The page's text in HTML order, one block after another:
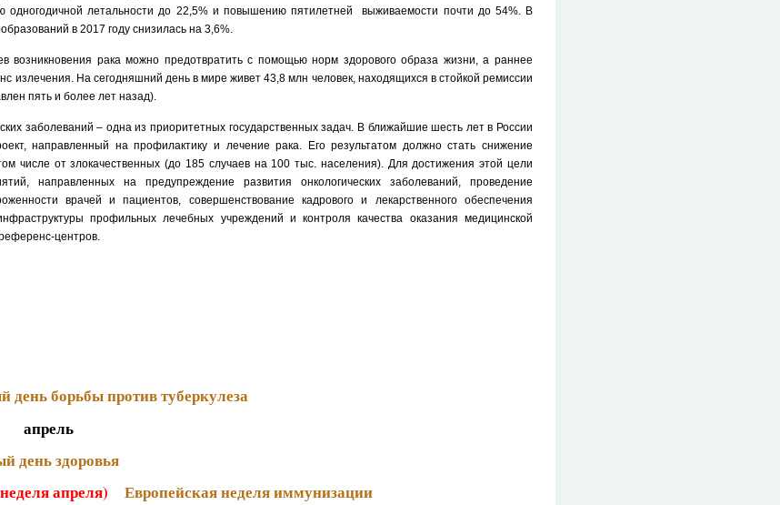
одногодичной летальности до 22,5% и повышению пятилетней выживаемости почти до 54%. В
в 2017 году снизилась на 3,6%.
возникновения рака можно предотвратить с помощью норм здорового образа жизни, а раннее
излечения. На сегодняшний день в мире живет 43,8 млн человек, находящихся в стойкой ремиссии
пять и более лет назад).
заболеваний – одна из приоритетных государственных задач. В ближайшие шесть лет в России
направленный на профилактику и лечение рака. Его результатом должно стать снижение
числе от злокачественных (до 185 случаев на 100 тыс. населения). Для достижения этой цели
направленных на предупреждение развития онкологических заболеваний, проведение
врачей и пациентов, совершенствование кадрового и лекарственного обеспечения
профильных лечебных учреждений и контроля качества оказания медицинской
центров.
день борьбы против туберкулеза
день здоровья
апреля)
Европейская неделя иммунизации